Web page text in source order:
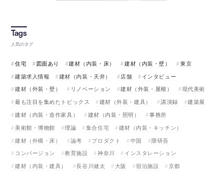
人気のタグ
住宅 図面あり 建材（内装・床） 建材（内装・壁）
東京
建築求人情報
建材（内装・天井） 店舗
インタビュー
建材（外装・壁）
リノベーション 建材（外装・屋根）
現代美術
最も注目を集めたトピックス
建材（外装・建具） 講演録
建築展
建材（内装・造作家具）
建材（内装・照明）
事務所
美術館・博物館
理論 集合住宅
建材（内装・キッチン）
建材（外構・床）
論考 プロダクト 中国
隈研吾
コンバージョン
教育施設 神奈川
インスタレーション
建材（内装・建具）
長谷川健太 大阪 宿泊施設
京都